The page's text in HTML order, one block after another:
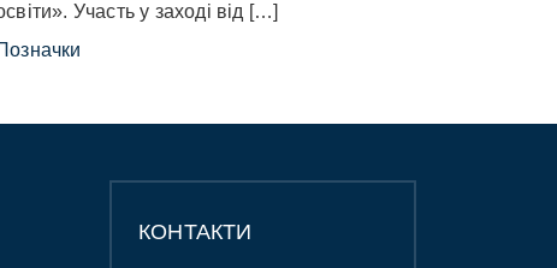
Участь у заході від […]
КОНТАКТИ